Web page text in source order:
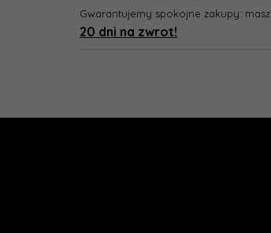
Gwarantujemy spokojne zakupy: masz
20 dni na zwrot!